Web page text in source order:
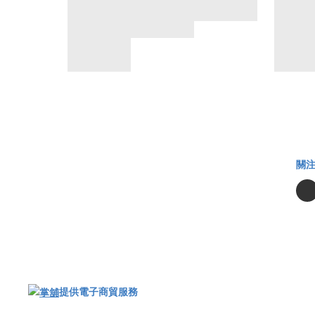
關
提供電子商貿服務